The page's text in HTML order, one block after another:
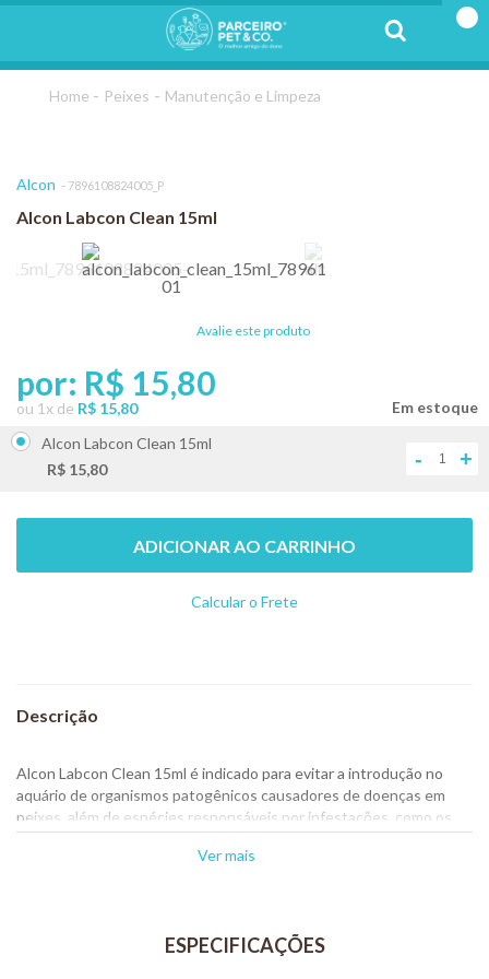
Peixes Manutenção e Limpeza
Avalie este produto
Alcon 7896108824005_P
Alcon Labcon Clean 15ml
por: R$ 15,80
ou 1 x de R$ 15,80
Alcon Labcon Clean 15ml
R$ 15,80
- +
ADICIONAR AO CARRINHO
Calcular o Frete
Não sei meu CEP
Alcon Labcon Clean 15ml é indicado para evitar a introdução no
aquário de organismos patogênicos causadores de doenças em
peixes, além de espécies responsáveis por infestações, como os
caramujos.
Labcon Clean age sobre:
Ver mais